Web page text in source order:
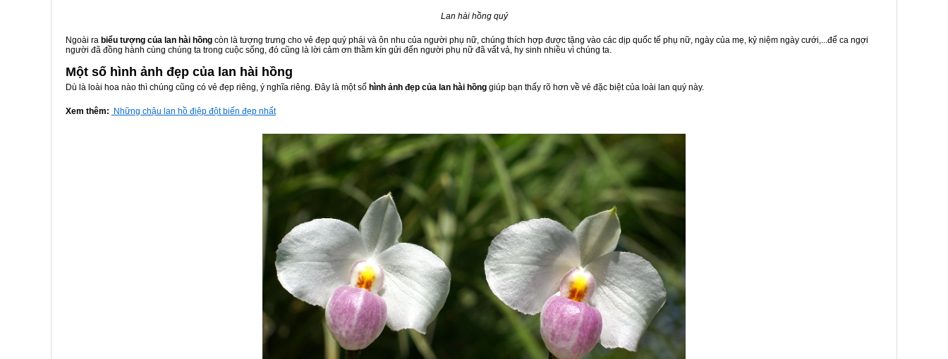
Lan hài hồng quý
Ngoài ra biểu tượng của lan hài hồng còn là tượng trưng cho vẻ đẹp quý phái và ôn nhu của người phụ nữ, chúng thích hợp được tặng vào các dịp quốc tế phụ nữ, ngày của mẹ, kỷ niệm ngày cưới,...để ca ngợi
người đã đồng hành cùng chúng ta trong cuộc sống, đó cũng là lời cảm ơn thầm kín gửi đến người phụ nữ đã vất vả, hy sinh nhiều vì chúng ta.
Một số hình ảnh đẹp của lan hài hồng
Dù là loài hoa nào thì chúng cũng có vẻ đẹp riêng, ý nghĩa riêng. Đây là một số hình ảnh đẹp của lan hài hồng giúp bạn thấy rõ hơn về vẻ đặc biệt của loài lan quý này.
Xem thêm: Những chậu lan hồ điệp đột biến đẹp nhất